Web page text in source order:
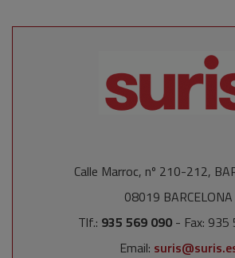
Calle Marroc, nº 210-212,
08019 BARCELONA
Tlf.: 935 569 090 - Fax: 935
Email: